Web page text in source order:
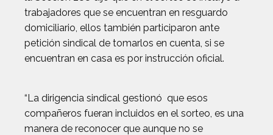
trabajadores que se encuentran en resguardo
domiciliario, ellos también participaron ante
petición sindical de tomarlos en cuenta, si se
encuentran en casa es por instrucción oficial.
“La dirigencia sindical gestionó que esos
compañeros fueran incluidos en el sorteo, es una
manera de reconocer que aunque no se